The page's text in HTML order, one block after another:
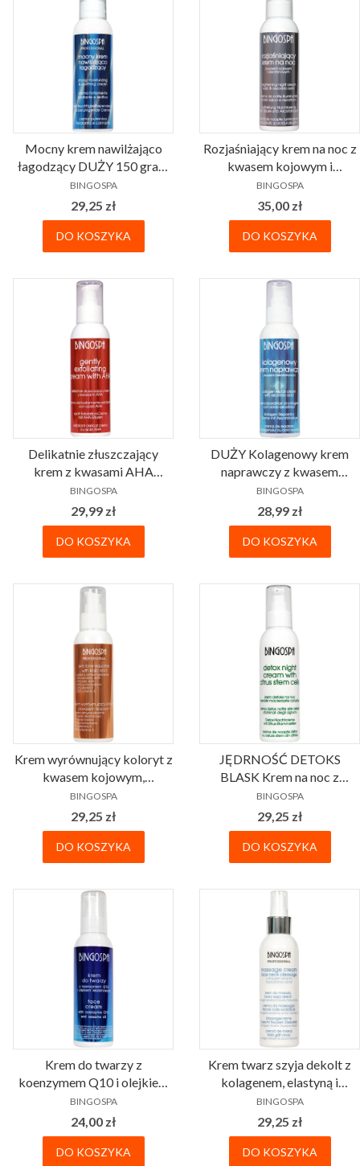
Mocny krem nawilżająco
łagodzący DUŻY 150 gram
BINGOSPA Professional
PRODUCENT
BINGOSPA
Cena
29,25 zł
DO KOSZYKA
Rozjaśniający krem na noc z
kwasem kojowym i
askorbinowym BINGOSPA
PRODUCENT
BINGOSPA
Cena
35,00 zł
DO KOSZYKA
Delikatnie złuszczający
krem z kwasami AHA
BINGOSPA
PRODUCENT
BINGOSPA
Cena
29,99 zł
DO KOSZYKA
DUŻY Kolagenowy krem
naprawczy z kwasem
askorbinowym 135 g
BINGOSPA
PRODUCENT
BINGOSPA
Cena
28,99 zł
DO KOSZYKA
Krem wyrównujący koloryt z
kwasem kojowym,
askorbinowym i witaminami
A E 135 g BINGOSPA
Professional
PRODUCENT
BINGOSPA
Cena
29,25 zł
DO KOSZYKA
JĘDRNOŚĆ DETOKS
BLASK Krem na noc z
komórkami macierzystymi
cytrusów BINGOSPA
PRODUCENT
BINGOSPA
Cena
29,25 zł
DO KOSZYKA
Krem do twarzy z
koenzymem Q10 i olejkiem
sezamowym DUŻY 135g
BINGOSPA
PRODUCENT
BINGOSPA
Cena
24,00 zł
DO KOSZYKA
Krem twarz szyja dekolt z
kolagenem, elastyną i
kwasem hialuronowym
BINGOSPA Professional
PRODUCENT
BINGOSPA
Cena
29,25 zł
DO KOSZYKA